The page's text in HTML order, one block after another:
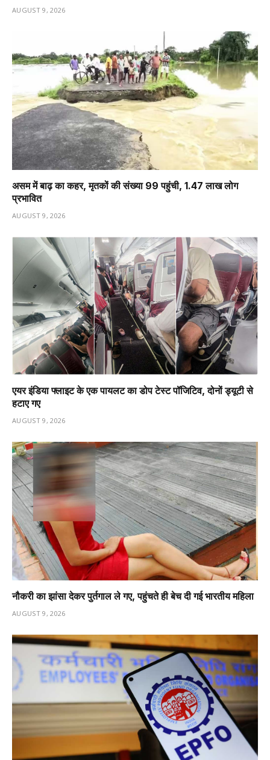
AUGUST 9, 2026
असम में बाढ़ का कहर, मृतकों की संख्या 99 पहुंची, 1.47 लाख लोग
प्रभावित
AUGUST 9, 2026
एयर इंडिया फ्लाइट के एक पायलट का डोप टेस्ट पॉजिटिव, दोनों ड्यूटी से
हटाए गए
AUGUST 9, 2026
नौकरी का झांसा देकर पुर्तगाल ले गए, पहुंचते ही बेच दी गई भारतीय महिला
AUGUST 9, 2026